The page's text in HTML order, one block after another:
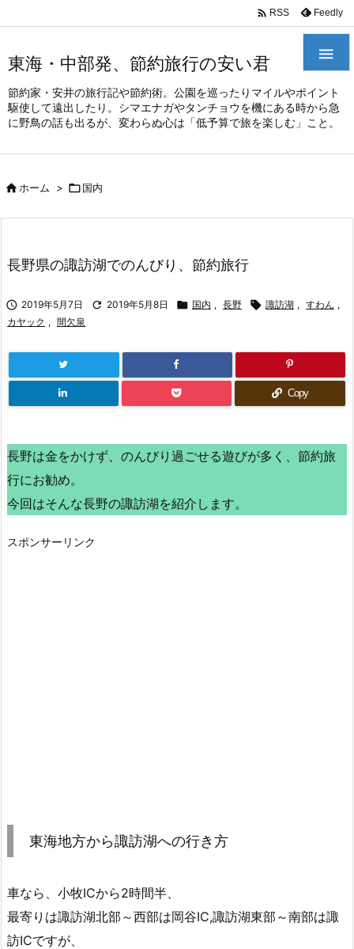
東海・中部発、節約旅行の安い君
節約家・安井の旅行記や節約術。公園を巡ったりマイルやポイント
駆使して遠出したり。シマエナガやタンチョウを機にある時から急
に野鳥の話も出るが、変わらぬ心は「低予算で旅を楽しむ」こと。

 RSS Feedly
ホーム > 国内
長野県の諏訪湖でのんびり、節約旅行
 2019年5月7日  2019年5月8日  国内 , 長野  諏訪湖 , すわん ,
カヤック , 間欠泉
Copy
長野は金をかけず、のんびり過ごせる遊びが多く、節約旅
行にお勧め。
今回はそんな長野の諏訪湖を紹介します。
スポンサーリンク
東海地方から諏訪湖への行き方
車なら、小牧ICから2時間半、
最寄りは諏訪湖北部～西部は岡谷IC,諏訪湖東部～南部は諏
訪ICですが、